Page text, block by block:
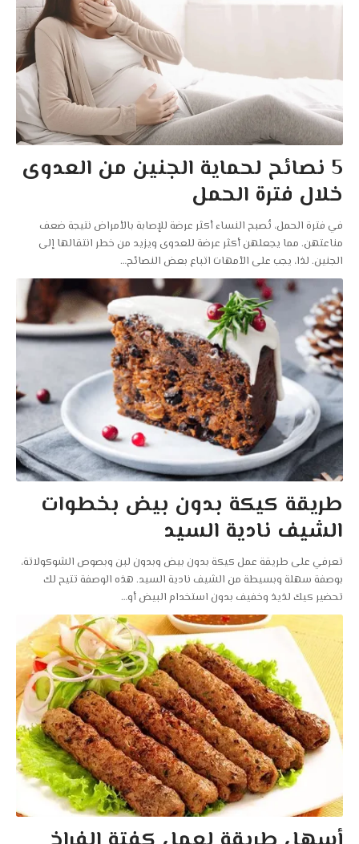
5 نصائح لحماية الجنين من العدوى
خلال فترة الحمل
في فترة الحمل، تُصبح النساء أكثر عرضة للإصابة بالأمراض نتيجة ضعف
مناعتهن. مما يجعلهن أكثر عرضة للعدوى ويزيد من خطر انتقالها إلى
الجنين. لذا، يجب على الأمهات اتباع بعض النصائح…
طريقة كيكة بدون بيض بخطوات
الشيف نادية السيد
تعرفي على طريقة عمل كيكة بدون بيض وبدون لبن وبصوص الشوكولاتة،
بوصفة سهلة وبسيطة من الشيف نادية السيد. هذه الوصفة تتيح لك
تحضير كيك لذيذ وخفيف بدون استخدام البيض أو…